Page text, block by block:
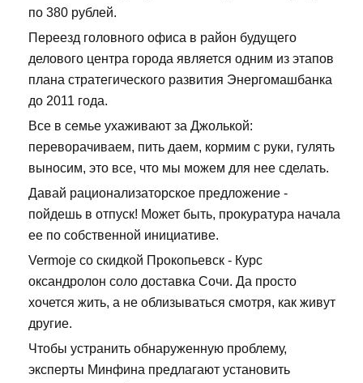
по 380 рублей.
Переезд головного офиса в район будущего
делового центра города является одним из этапов
плана стратегического развития Энергомашбанка
до 2011 года.
Все в семье ухаживают за Джолькой:
переворачиваем, пить даем, кормим с руки, гулять
выносим, это все, что мы можем для нее сделать.
Давай рационализаторское предложение -
пойдешь в отпуск! Может быть, прокуратура начала
ее по собственной инициативе.
Vermoje со скидкой Прокопьевск - Курс
оксандролон соло доставка Сочи. Да просто
хочется жить, а не облизываться смотря, как живут
другие.
Чтобы устранить обнаруженную проблему,
эксперты Минфина предлагают установить